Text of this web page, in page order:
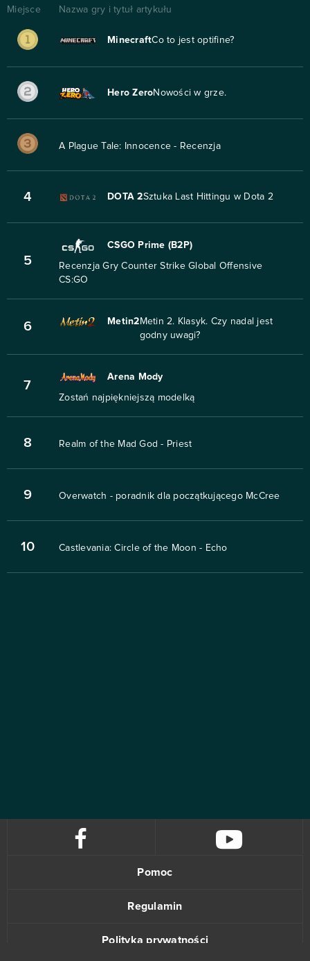
Miejsce Nazwa gry i tytuł artykułu
MinecraftCo to jest optifine?
Hero ZeroNowości w grze.
A Plague Tale: Innocence - Recenzja
4 DOTA 2Sztuka Last Hittingu w Dota 2
5
CSGO Prime (B2P)
Recenzja Gry Counter Strike Global Offensive
CS:GO
6 Metin2 Metin 2. Klasyk. Czy nadal jest
godny uwagi?
7
Arena Mody
Zostań najpiękniejszą modelką
8 Realm of the Mad God - Priest
9 Overwatch - poradnik dla początkującego McCree
10 Castlevania: Circle of the Moon - Echo
Pomoc
Regulamin
Polityka prywatności